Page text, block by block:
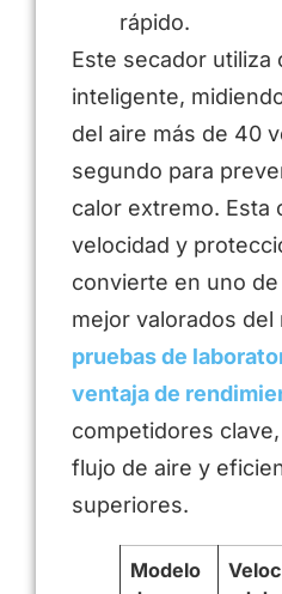
rápido.
Este secador utiliza
inteligente,
del aire más de 40
segundo para
calor extremo. Esta
velocidad y
convierte en uno
mejor valorados del
pruebas de
ventaja de
competidores
flujo de aire y
superiores.
Modelo